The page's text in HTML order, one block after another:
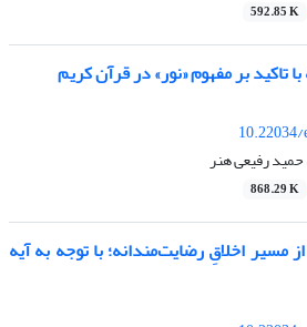
592.85 K
تاکید بر مفهوم «نور» در قرآن کریم
رفیعی هنر
868.29 K
مسیر اخلاقِ رضایت‌مندانه؛ با توجه به آیه